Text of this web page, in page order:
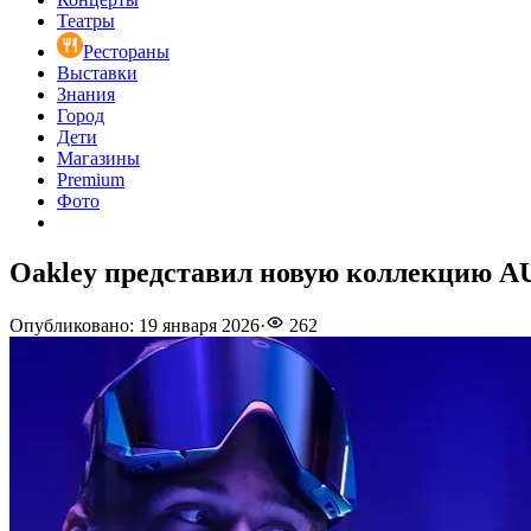
Театры
Рестораны
Выставки
Знания
Город
Дети
Магазины
Premium
Фото
Oakley представил новую коллекцию
Опубликовано: 19 января 2026· 262